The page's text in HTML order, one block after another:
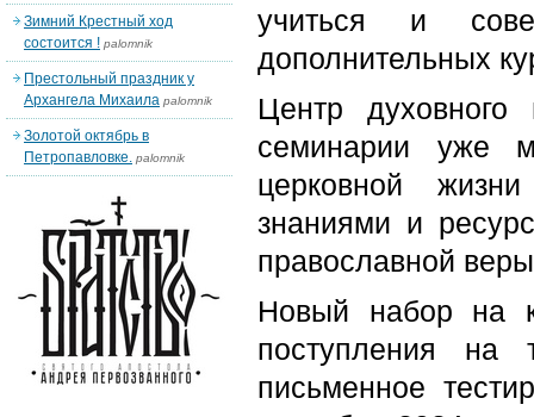
учиться и
дополнительных
Центр
семинарии уже
церковной
знаниями и
православной
Новый набор на
поступления на
письменное
Зимний Крестный ход
состоится ! palomnik
Престольный праздник у
Архангела Михаила palomnik
Золотой октябрь в
Петропавловке. palomnik